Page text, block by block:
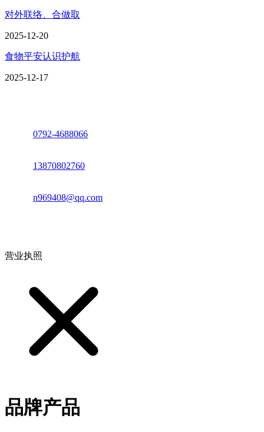
对外联络、合做取
2025-12-20
食物平安认识护航
2025-12-17
0792-4688066
13870802760
n969408@qq.com
营业执照
品牌产品